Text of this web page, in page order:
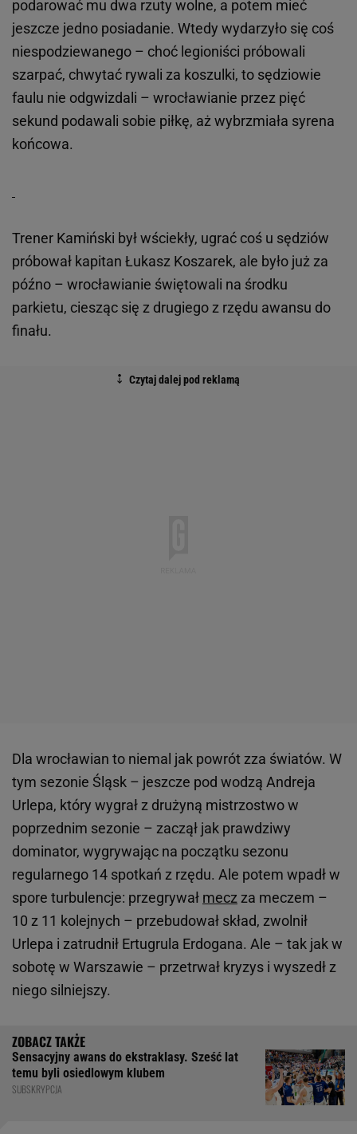
podarować mu dwa rzuty wolne, a potem mieć
jeszcze jedno posiadanie. Wtedy wydarzyło się coś
niespodziewanego – choć legioniści próbowali
szarpać, chwytać rywali za koszulki, to sędziowie
faulu nie odgwizdali – wrocławianie przez pięć
sekund podawali sobie piłkę, aż wybrzmiała syrena
końcowa.
Trener Kamiński był wściekły, ugrać coś u sędziów
próbował kapitan Łukasz Koszarek, ale było już za
późno – wrocławianie świętowali na środku
parkietu, ciesząc się z drugiego z rzędu awansu do
finału.
Dla wrocławian to niemal jak powrót zza światów. W
tym sezonie Śląsk – jeszcze pod wodzą Andreja
Urlepa, który wygrał z drużyną mistrzostwo w
poprzednim sezonie – zaczął jak prawdziwy
dominator, wygrywając na początku sezonu
regularnego 14 spotkań z rzędu. Ale potem wpadł w
spore turbulencje: przegrywał meczza meczem –
10 z 11 kolejnych – przebudował skład, zwolnił
Urlepa i zatrudnił Ertugrula Erdogana. Ale – tak jak w
sobotę w Warszawie – przetrwał kryzys i wyszedł z
niego silniejszy.
Sensacyjny awans do ekstraklasy. Sześć lat
temu byli osiedlowym klubem
SUBSKRYPCJA